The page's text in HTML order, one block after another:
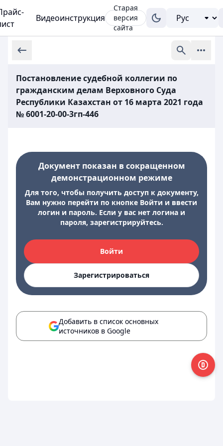
Видеоинструкция
Старая
версия
сайта
Постановление судебной коллегии по
гражданским делам Верховного Суда
Республики Казахстан от 16 марта 2021 года
№ 6001-20-00-3гп-446
Документ показан в сокращенном
демонстрационном режиме
Для того, чтобы получить доступ к документу,
Вам нужно перейти по кнопке Войти и ввести
логин и пароль. Если у вас нет логина и
пароля, зарегистрируйтесь.
Войти
Зарегистрироваться
Добавить в список основных
источников в Google